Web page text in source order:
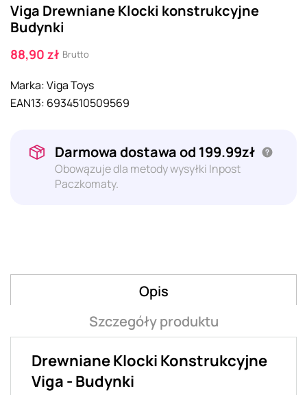
Viga Drewniane Klocki konstrukcyjne
Budynki
88,90 zł Brutto
Marka:Viga Toys
EAN13: 6934510509569
Darmowa dostawa od 199.99zł
Obowązuje dla metody wysyłki Inpost
Paczkomaty.
Opis
Szczegóły produktu
Drewniane Klocki Konstrukcyjne
Viga - Budynki